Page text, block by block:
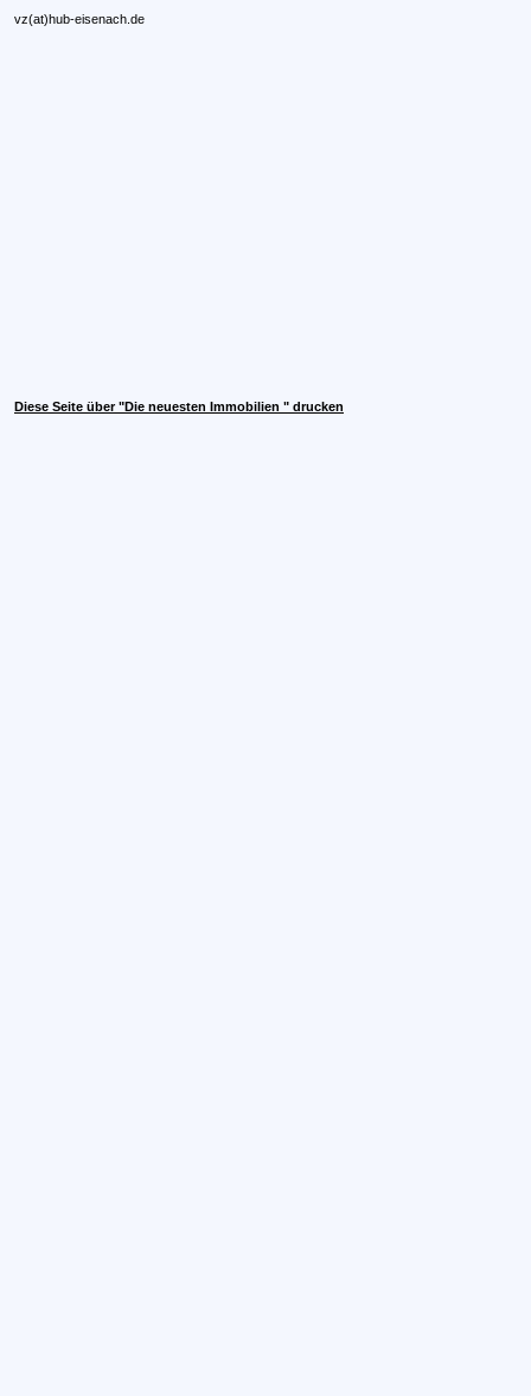
vz(at)hub-eisenach.de
Diese Seite über "Die neuesten Immobilien " drucken